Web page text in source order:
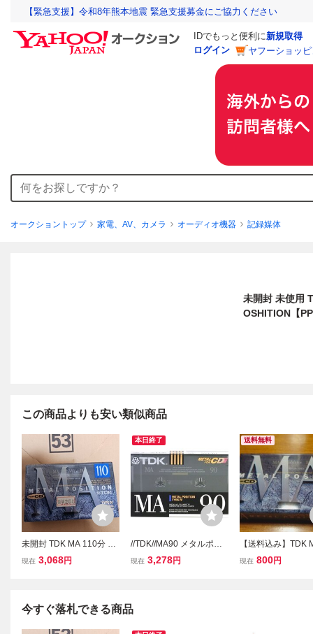
【緊急支援】令和8年熊本地震 緊急支援募金にご協力ください
IDでもっと便利に新規取得
ログイン
ヤフーショッ
オークショントップ 家電、AV、カメラ オーディオ機器 記録媒体
未開封 未使用
OSHITION【PP
この商品よりも安い類似商品
未開封 TDK MA 110分 カ
セットテープ メタルテー
現在 3,068円
本日終了
//TDK//MA90 メタルポジ
ション 90分 カセットテー
現在 3,278円
送料無料
【送料込み】TDK
0分 メタルポジシ
現在 800円
今すぐ落札できる商品